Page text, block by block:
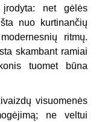
net gėlės
nuo kurtinančių
ritmų.
skambant ramiai
tuomet būna
visuomenės
ne veltui